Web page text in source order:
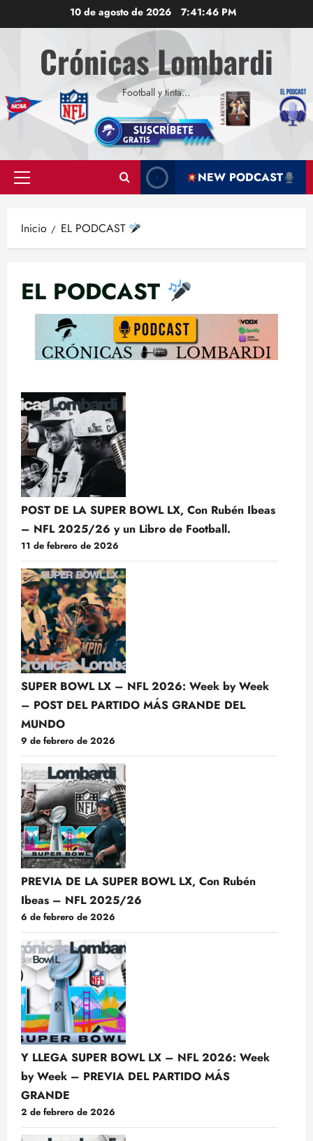
al
contenido
10 de agosto de 2026 7:41:47 PM
Crónicas Lombardi
Football y tinta…
Menú
NEW PODCAST
Inicio EL PODCAST
EL PODCAST
POST DE LA SUPER BOWL LX, Con Rubén Ibeas
– NFL 2025/26 y un Libro de Football.
11 de febrero de 2026
SUPER BOWL LX – NFL 2026: Week by Week
– POST DEL PARTIDO MÁS GRANDE DEL
MUNDO
9 de febrero de 2026
PREVIA DE LA SUPER BOWL LX, Con Rubén
Ibeas – NFL 2025/26
6 de febrero de 2026
Y LLEGA SUPER BOWL LX – NFL 2026: Week
by Week – PREVIA DEL PARTIDO MÁS
GRANDE
2 de febrero de 2026